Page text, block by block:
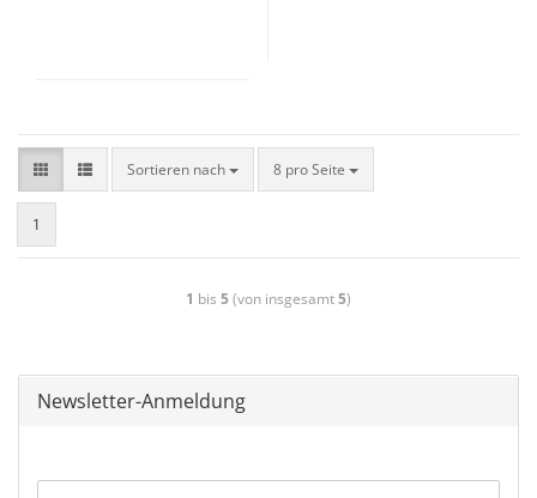
Sortieren nach 8 pro Seite
1
1 bis 5(von insgesamt5)
Newsletter-Anmeldung